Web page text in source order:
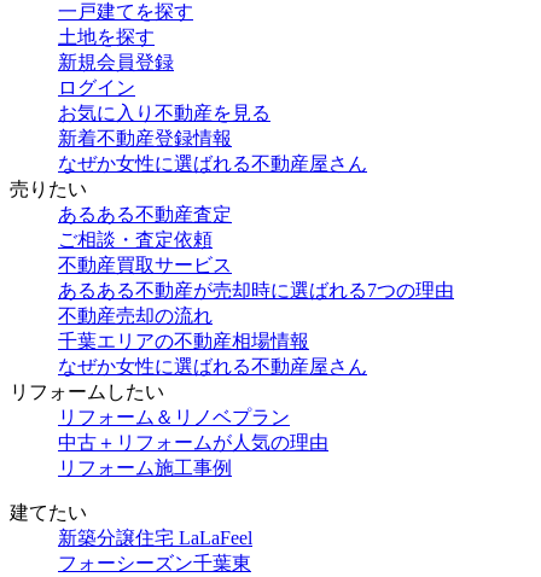
一戸建てを探す
土地を探す
新規会員登録
ログイン
お気に入り不動産を見る
新着不動産登録情報
なぜか女性に選ばれる不動産屋さん
売りたい
あるある不動産査定
ご相談・査定依頼
不動産買取サービス
あるある不動産が売却時に選ばれる7つの理由
不動産売却の流れ
千葉エリアの不動産相場情報
なぜか女性に選ばれる不動産屋さん
リフォームしたい
リフォーム＆リノベプラン
中古＋リフォームが人気の理由
リフォーム施工事例
建てたい
新築分譲住宅 LaLaFeel
フォーシーズン千葉東